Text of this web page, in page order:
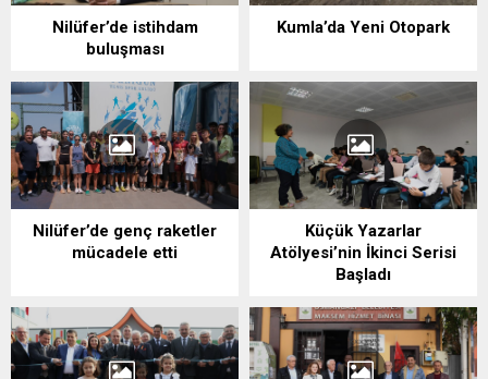
Nilüfer’de istihdam
buluşması
Kumla’da Yeni Otopark
Nilüfer’de genç raketler
mücadele etti
Küçük Yazarlar
Atölyesi’nin İkinci Serisi
Başladı